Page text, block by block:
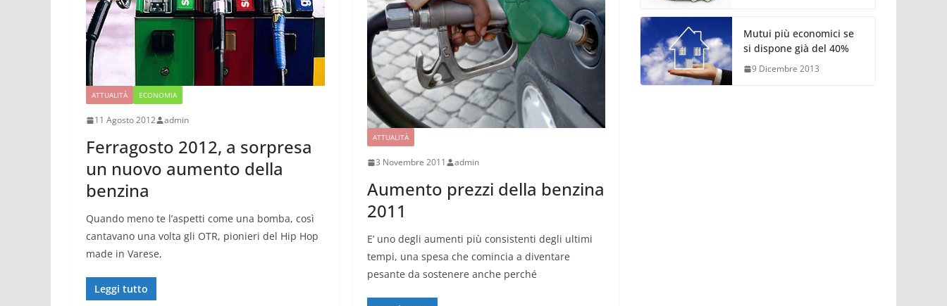
ATTUALITÀ ECONOMIA
11 Agosto 2012 admin
Ferragosto 2012, a sorpresa
un nuovo aumento della
benzina
Quando meno te l’aspetti come una bomba, così
cantavano una volta gli OTR, pionieri del Hip Hop
made in Varese,
Leggi tutto
ATTUALITÀ
3 Novembre 2011 admin
Aumento prezzi della benzina
2011
E’ uno degli aumenti più consistenti degli ultimi
tempi, una spesa che comincia a diventare
pesante da sostenere anche perché
Mutui più economici se
si dispone già del 40%
9 Dicembre 2013